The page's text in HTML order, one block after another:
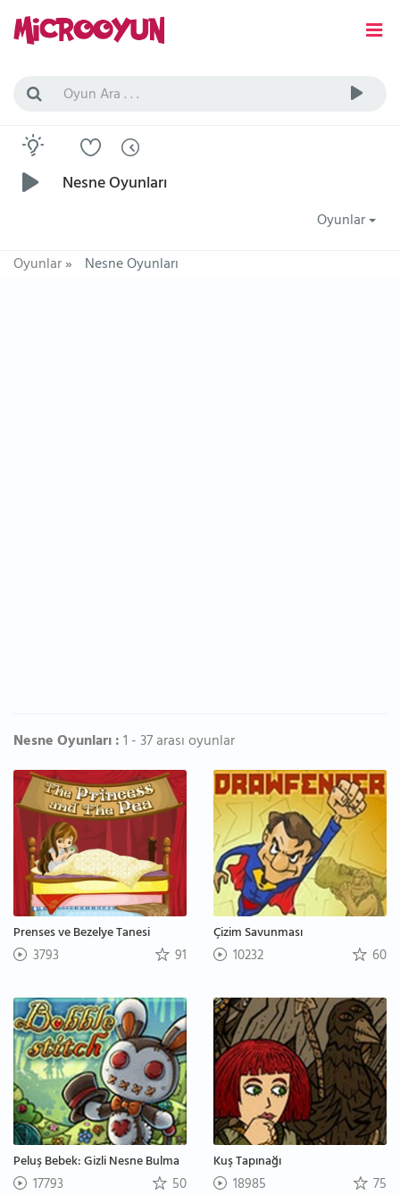
Nesne Oyunları
Oyunlar
Oyunlar» Nesne Oyunları
Nesne Oyunları :1 - 37 arası oyunlar
Prenses ve Bezelye Tanesi
3793 91
Çizim Savunması
10232 60
Peluş Bebek: Gizli Nesne Bulma
17793 50
Kuş Tapınağı
18985 75